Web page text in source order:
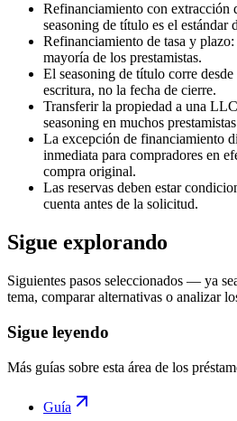
Refinanciamiento con extracción
seasoning de título es el estándar
Refinanciamiento de tasa y
mayoría de los prestamistas.
El seasoning de título corre
escritura, no la fecha de cierre.
Transferir la propiedad a una
seasoning en muchos
La excepción de financiamiento
inmediata para compradores en
compra original.
Las reservas deben estar
cuenta antes de la solicitud.
Sigue explorando
Siguientes pasos seleccionados — ya
tema, comparar alternativas o analizar
Sigue leyendo
Más guías sobre esta área de los
Guía